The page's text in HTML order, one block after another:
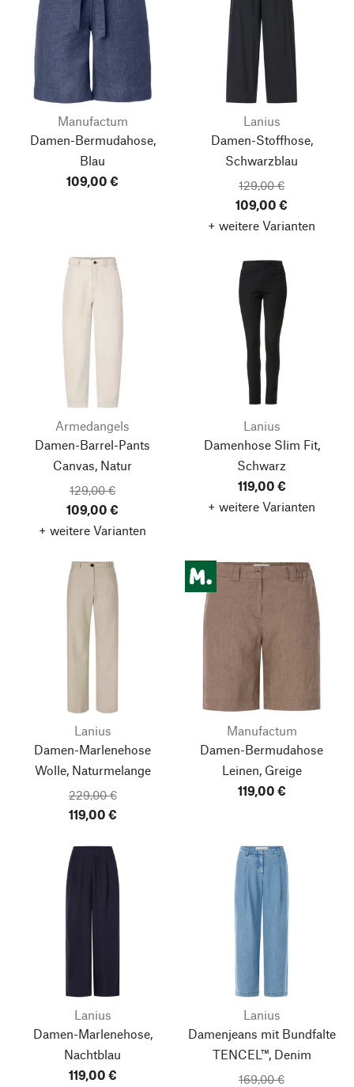
Manufactum
Damen-Bermudahose,
Blau
109,00 €
Lanius
Damen-Stoffhose,
Schwarzblau
129,00 €
109,00 €
+ weitere Varianten
Armedangels
Damen-Barrel-Pants
Canvas, Natur
129,00 €
109,00 €
+ weitere Varianten
Lanius
Damenhose Slim Fit,
Schwarz
119,00 €
+ weitere Varianten
Lanius
Damen-Marlenehose
Wolle, Naturmelange
229,00 €
119,00 €
Manufactum
Damen-Bermudahose
Leinen, Greige
119,00 €
Lanius
Damen-Marlenehose,
Nachtblau
119,00 €
Lanius
Damenjeans mit Bundfalte
TENCEL™, Denim
169,00 €